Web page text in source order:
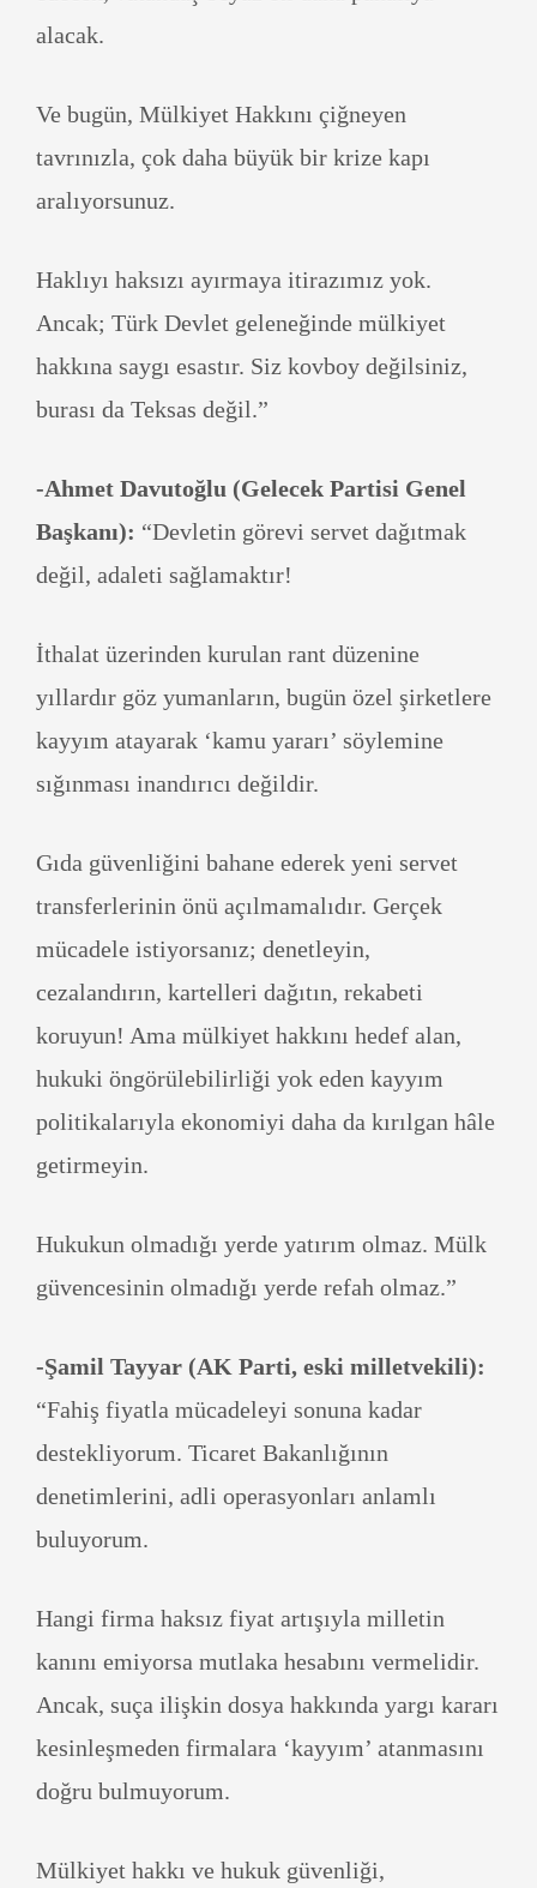
alacak.
Ve bugün, Mülkiyet Hakkını çiğneyen
tavrınızla, çok daha büyük bir krize kapı
aralıyorsunuz.
Haklıyı haksızı ayırmaya itirazımız yok.
Ancak; Türk Devlet geleneğinde mülkiyet
hakkına saygı esastır. Siz kovboy değilsiniz,
burası da Teksas değil.”
-Ahmet Davutoğlu (Gelecek Partisi Genel
Başkanı): “Devletin görevi servet dağıtmak
değil, adaleti sağlamaktır!
İthalat üzerinden kurulan rant düzenine
yıllardır göz yumanların, bugün özel şirketlere
kayyım atayarak ‘kamu yararı’ söylemine
sığınması inandırıcı değildir.
Gıda güvenliğini bahane ederek yeni servet
transferlerinin önü açılmamalıdır. Gerçek
mücadele istiyorsanız; denetleyin,
cezalandırın, kartelleri dağıtın, rekabeti
koruyun! Ama mülkiyet hakkını hedef alan,
hukuki öngörülebilirliği yok eden kayyım
politikalarıyla ekonomiyi daha da kırılgan hâle
getirmeyin.
Hukukun olmadığı yerde yatırım olmaz. Mülk
güvencesinin olmadığı yerde refah olmaz.”
-Şamil Tayyar (AK Parti, eski milletvekili):
“Fahiş fiyatla mücadeleyi sonuna kadar
destekliyorum. Ticaret Bakanlığının
denetimlerini, adli operasyonları anlamlı
buluyorum.
Hangi firma haksız fiyat artışıyla milletin
kanını emiyorsa mutlaka hesabını vermelidir.
Ancak, suça ilişkin dosya hakkında yargı kararı
kesinleşmeden firmalara ‘kayyım’ atanmasını
doğru bulmuyorum.
Mülkiyet hakkı ve hukuk güvenliği,